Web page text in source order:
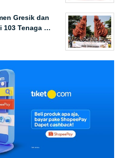
Gresik dan
103 Tenaga …